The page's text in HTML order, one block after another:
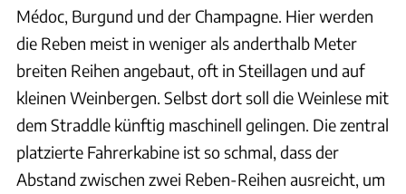
Médoc, Burgund und der Champagne. Hier werden
die Reben meist in weniger als anderthalb Meter
breiten Reihen angebaut, oft in Steillagen und auf
kleinen Weinbergen. Selbst dort soll die Weinlese mit
dem Straddle künftig maschinell gelingen. Die zentral
platzierte Fahrerkabine ist so schmal, dass der
Abstand zwischen zwei Reben-Reihen ausreicht, um